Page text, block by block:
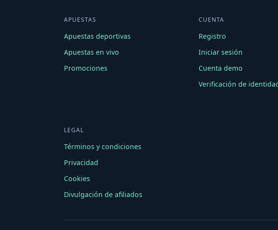
APUESTAS
Apuestas deportivas
Apuestas en vivo
Promociones
CUENTA
Registro
Iniciar sesión
Cuenta demo
Verificación de
LEGAL
Términos y condiciones
Privacidad
Cookies
Divulgación de afiliados